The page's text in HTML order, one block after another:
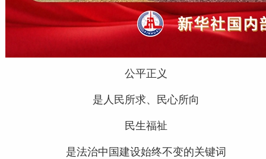
公平正义
是人民所求、民心所向
民生福祉
是法治中国建设始终不变的关键词